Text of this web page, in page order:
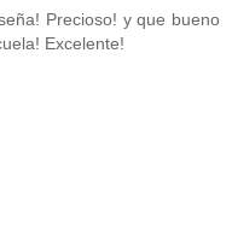
Precioso! y que bueno
Excelente!